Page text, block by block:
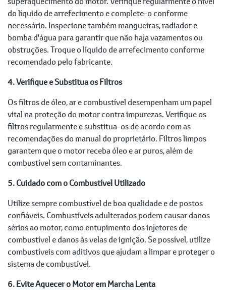
do líquido de arrefecimento e complete-o conforme
necessário. Inspecione também mangueiras, radiador e
bomba d'água para garantir que não haja vazamentos ou
obstruções. Troque o líquido de arrefecimento conforme
recomendado pelo fabricante.
4. Verifique e Substitua os Filtros
Os filtros de óleo, ar e combustível desempenham um papel
vital na proteção do motor contra impurezas. Verifique os
filtros regularmente e substitua-os de acordo com as
recomendações do manual do proprietário. Filtros limpos
garantem que o motor receba óleo e ar puros, além de
combustível sem contaminantes.
5. Cuidado com o Combustível Utilizado
Utilize sempre combustível de boa qualidade e de postos
confiáveis. Combustíveis adulterados podem causar danos
sérios ao motor, como entupimento dos injetores de
combustível e danos às velas de ignição. Se possível, utilize
combustíveis com aditivos que ajudam a limpar e proteger o
sistema de combustível.
6. Evite Aquecer o Motor em Marcha Lenta